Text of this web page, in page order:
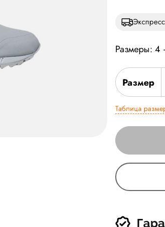
Размеры: 4
Размер
Таблица